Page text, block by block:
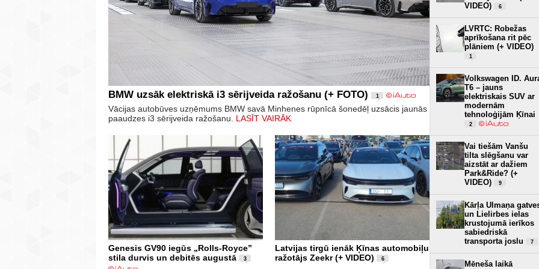
BMW uzsāk elektriskā i3 sērijveida ražošanu (+ FOTO) 1
Vācijas autobūves uzņēmums BMW savā Minhenes rūpnīcā šonedēļ uzsācis jaunās
paaudzes i3 sērijveida ražošanu. LASĪT VAIRĀK
Genesis GV90 iegūs „Rolls-Royce”
stila durvis un debitēs augustā
3
Latvijas tirgū ienāk Ķīnas automobiļu
ražotājs Zeekr (+ VIDEO)
6
VIDEO)
6
LVRTC: Robežas
aprīkošana rit pēc
plāniem (+ VIDEO)
1
Volkswagen ID.
T6 – jauns
elektriskais SUV ar
modernām
tehnoloģijām Ķīnai
2
Vai tiešām Vanšu
tilta slēgšanu var
aizstāt ar dažiem
Park&Ride? (+
VIDEO)
9
Kārļa Ulmaņa
un Lielirbes ielas
krustojumā ierīkos
sabiedriskā
transporta joslu
7
Mēneša laikā